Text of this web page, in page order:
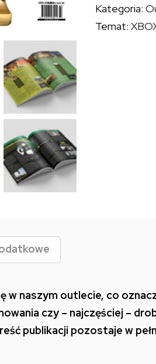
OKŁADKA
CONKER:
Kategoria:
Temat:
w naszym outlecie, co
czy – najczęściej –
publikacji pozostaje w